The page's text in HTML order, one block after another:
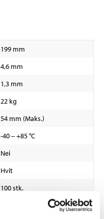
199 mm
4,6 mm
1,3 mm
22 kg
54 mm (Maks.)
-40 – +85 °C
Nei
Hvit
100 stk.